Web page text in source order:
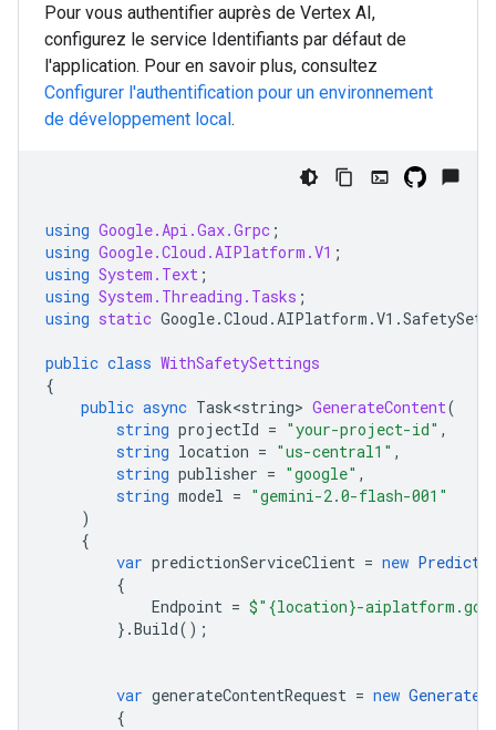
Pour vous authentifier auprès de Vertex AI,
configurez le service Identifiants par défaut de
l'application. Pour en savoir plus, consultez
Configurer l'authentification pour un environnement
de développement local.
using Google.Api.Gax.Grpc ;
using Google.Cloud.AIPlatform.V1 ;
using System.Text ;
using System.Threading.Tasks ;
using static Google.Cloud .AIPlatform .V1 .
public class WithSafetySettings
{
public async Task<string> GenerateContent(
string projectId = "your-project-id" ,
string location = "us-central1" ,
string publisher = "google" ,
string model = "gemini-2.0-flash-001"
)
{
var predictionServiceClient = new
{
Endpoint = $"{location}-
}.Build();
var generateContentRequest = new
{